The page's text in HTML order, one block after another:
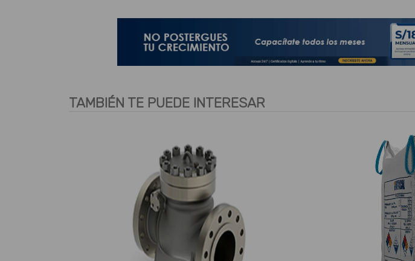
TAMBIÉN TE PUEDE INTERESAR